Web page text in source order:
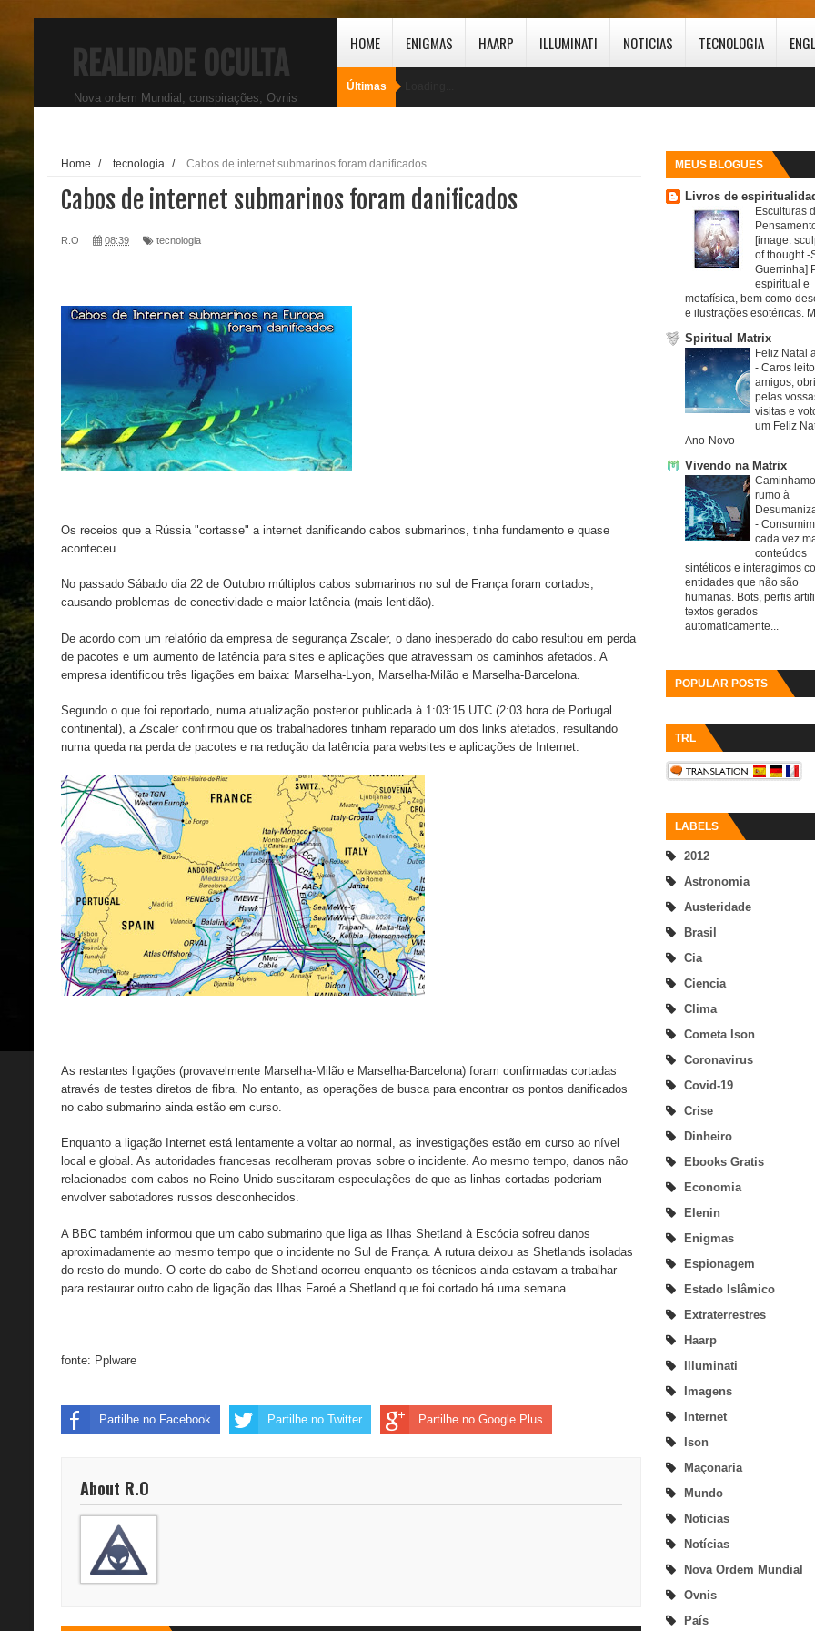
REALIDADE OCULTA
Nova ordem Mundial, conspirações, Ovnis
HOME ENIGMAS HAARP ILLUMINATI NOTICIAS TECNOLOGIA
Últimas
MEUS BLOGUES
Livros de
Esculturas
[image:
of thought -
Guerrinha]
espiritual e
metafísica, bem como
e ilustrações esotéricas.
Spiritual Matrix
Feliz Natal
- Caros
amigos,
pelas
visitas e
um Feliz
Ano-Novo
Vivendo na Matrix
rumo à
-
cada vez
conteúdos
sintéticos e interagimos
entidades que não são
humanas. Bots, perfis
textos gerados
automaticamente...
POPULAR POSTS
TRL
LABELS
2012
Astronomia
Austeridade
Brasil
Cia
Ciencia
Clima
Cometa Ison
Coronavirus
Covid-19
Crise
Dinheiro
Ebooks Gratis
Economia
Elenin
Enigmas
Espionagem
Estado Islâmico
Extraterrestres
Haarp
Illuminati
Imagens
Internet
Ison
Maçonaria
Mundo
Noticias
Notícias
Nova Ordem Mundial
Ovnis
País
Home / tecnologia / Cabos de internet submarinos foram danificados
Cabos de internet submarinos foram danificados
R.O 08:39 tecnologia
Os receios que a Rússia "cortasse" a internet danificando cabos submarinos, tinha fundamento e quase
aconteceu.
No passado Sábado dia 22 de Outubro múltiplos cabos submarinos no sul de França foram cortados,
causando problemas de conectividade e maior latência (mais lentidão).
De acordo com um relatório da empresa de segurança Zscaler, o dano inesperado do cabo resultou em perda
de pacotes e um aumento de latência para sites e aplicações que atravessam os caminhos afetados. A
empresa identificou três ligações em baixa: Marselha-Lyon, Marselha-Milão e Marselha-Barcelona.
Segundo o que foi reportado, numa atualização posterior publicada à 1:03:15 UTC (2:03 hora de Portugal
continental), a Zscaler confirmou que os trabalhadores tinham reparado um dos links afetados, resultando
numa queda na perda de pacotes e na redução da latência para websites e aplicações de Internet.
As restantes ligações (provavelmente Marselha-Milão e Marselha-Barcelona) foram confirmadas cortadas
através de testes diretos de fibra. No entanto, as operações de busca para encontrar os pontos danificados
no cabo submarino ainda estão em curso.
Enquanto a ligação Internet está lentamente a voltar ao normal, as investigações estão em curso ao nível
local e global. As autoridades francesas recolheram provas sobre o incidente. Ao mesmo tempo, danos não
relacionados com cabos no Reino Unido suscitaram especulações de que as linhas cortadas poderiam
envolver sabotadores russos desconhecidos.
A BBC também informou que um cabo submarino que liga as Ilhas Shetland à Escócia sofreu danos
aproximadamente ao mesmo tempo que o incidente no Sul de França. A rutura deixou as Shetlands isoladas
do resto do mundo. O corte do cabo de Shetland ocorreu enquanto os técnicos ainda estavam a trabalhar
para restaurar outro cabo de ligação das Ilhas Faroé a Shetland que foi cortado há uma semana.
fonte: Pplware
Partilhe no Facebook Partilhe no Twitter Partilhe no Google Plus
About R.O